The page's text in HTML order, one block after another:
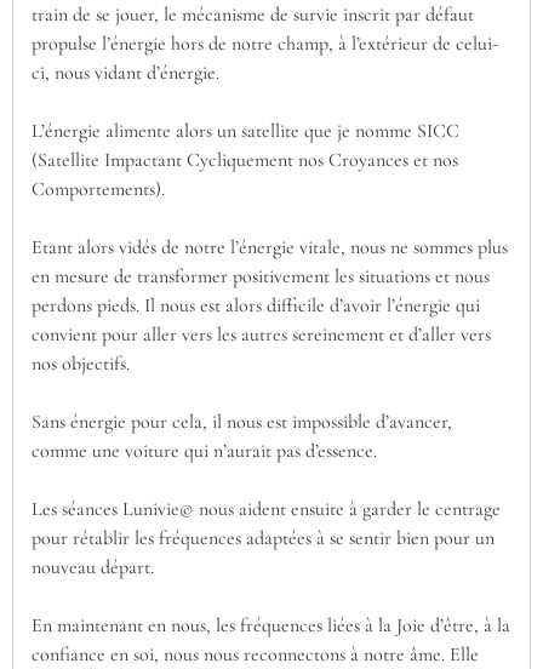
train de se jouer, le mécanisme de survie inscrit par défaut
propulse l’énergie hors de notre champ, à l’extérieur de celui-
ci, nous vidant d’énergie.
L’énergie alimente alors un satellite que je nomme SICC
(Satellite Impactant Cycliquement nos Croyances et nos
Comportements).
Etant alors vidés de notre l’énergie vitale, nous ne sommes plus
en mesure de transformer positivement les situations et nous
perdons pieds. Il nous est alors difficile d’avoir l’énergie qui
convient pour aller vers les autres sereinement et d’aller vers
nos objectifs.
Sans énergie pour cela, il nous est impossible d’avancer,
comme une voiture qui n’aurait pas d’essence.
Les séances Lunivie© nous aident ensuite à garder le centrage
pour rétablir les fréquences adaptées à se sentir bien pour un
nouveau départ.
En maintenant en nous, les fréquences liées à la Joie d’être, à la
confiance en soi, nous nous reconnectons à notre âme. Elle